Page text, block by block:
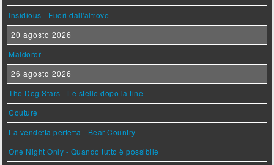
Insidious - Fuori dall'altrove
20 agosto 2026
Maldoror
26 agosto 2026
The Dog Stars - Le stelle dopo la fine
Couture
La vendetta perfetta - Bear Country
One Night Only - Quando tutto è possibile